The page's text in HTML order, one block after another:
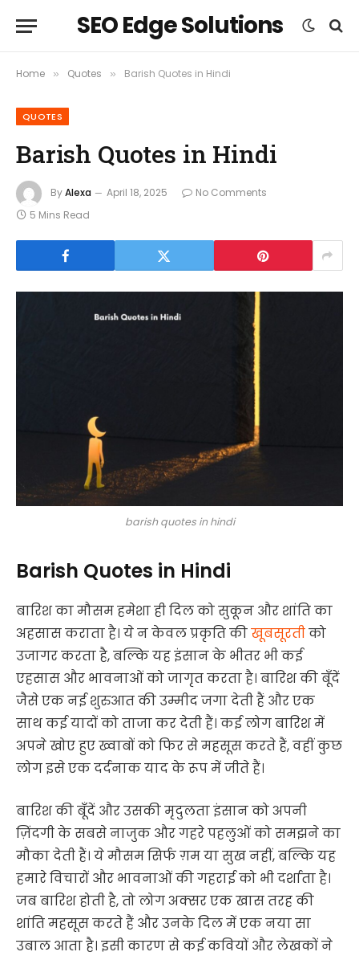
SEO Edge Solutions
Home » Quotes » Barish Quotes in Hindi
QUOTES
Barish Quotes in Hindi
ByAlexa April 18, 2025
No Comments
5 Mins Read
barish quotes in hindi
Barish Quotes in Hindi
बारिश का मौसम हमेशा ही दिल को सुकून और शांति का
अहसास कराता है। ये न केवल प्रकृति कीखूबसूरतीको
उजागर करता है, बल्कि यह इंसान के भीतर भी कई
एहसास और भावनाओं को जागृत करता है। बारिश की बूँदें
जैसे एक नई शुरुआत की उम्मीद जगा देती हैं और एक
साथ कई यादों को ताजा कर देती हैं। कई लोग बारिश में
अपने खोए हुए ख्वाबों को फिर से महसूस करते हैं, वहीं कुछ
लोग इसे एक दर्दनाक याद के रूप में जीते हैं।
बारिश की बूँदें और उसकी मृदुलता इंसान को अपनी
ज़िंदगी के सबसे नाजुक और गहरे पहलुओं को समझने का
मौका देती हैं। ये मौसम सिर्फ ग़म या सुख नहीं, बल्कि यह
हमारे विचारों और भावनाओं की गहराई को भी दर्शाता है।
जब बारिश होती है, तो लोग अक्सर एक खास तरह की
शांति महसूस करते हैं और उनके दिल में एक नया सा
उबाल आता है। इसी कारण से कई कवियों और लेखकों ने